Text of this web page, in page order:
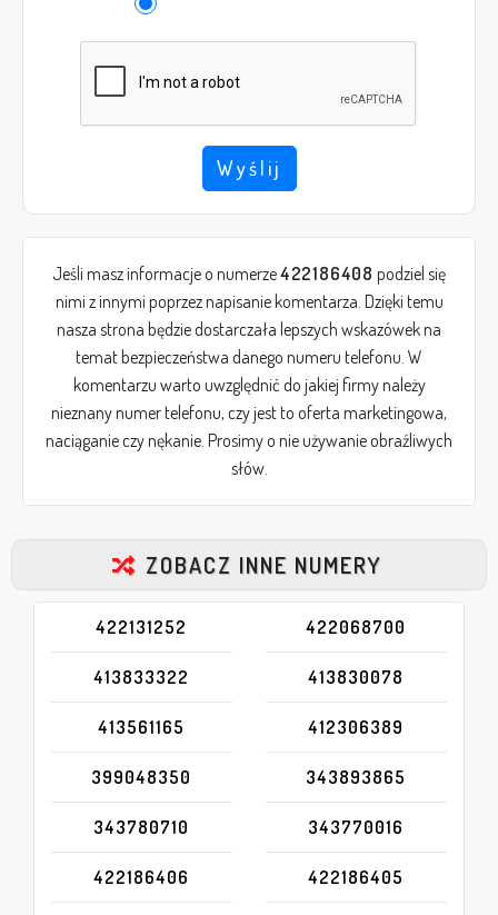
Wyślij
Jeśli masz informacje o numerze422186408 podziel się
nimi z innymi poprzez napisanie komentarza. Dzięki temu
nasza strona będzie dostarczała lepszych wskazówek na
temat bezpieczeństwa danego numeru telefonu. W
komentarzu warto uwzględnić do jakiej firmy należy
nieznany numer telefonu, czy jest to oferta marketingowa,
naciąganie czy nękanie. Prosimy o nie używanie obraźliwych
słów.
ZOBACZ INNE NUMERY
422131252 422068700
413833322 413830078
413561165 412306389
399048350 343893865
343780710 343770016
422186406 422186405